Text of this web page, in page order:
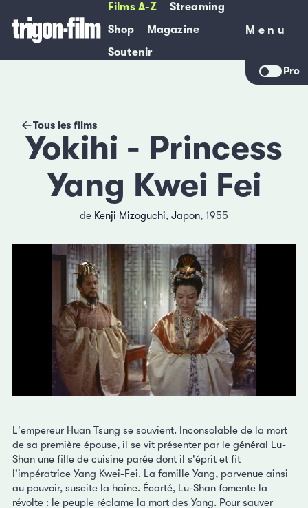
Films A-Z
Streaming
Shop
Magazine
Soutenir
Menu
Menu
Pro
Tous les films
Yokihi - Princess
Yang Kwei Fei
de Kenji Mizoguchi, Japon, 1955
L'empereur Huan Tsung se souvient. Inconsolable de la mort
de sa première épouse, il se vit présenter par le général Lu-
Shan une fille de cuisine parée dont il s'éprit et fit
l'impératrice Yang Kwei-Fei. La famille Yang, parvenue ainsi
au pouvoir, suscite la haine. Écarté, Lu-Shan fomente la
révolte : le peuple réclame la mort des Yang. Pour sauver